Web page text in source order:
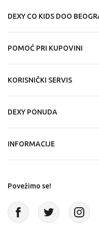
DEXY CO KIDS DOO
POMOĆ PRI KUPOVINI
KORISNIČKI SERVIS
DEXY PONUDA
INFORMACIJE
Povežimo se!